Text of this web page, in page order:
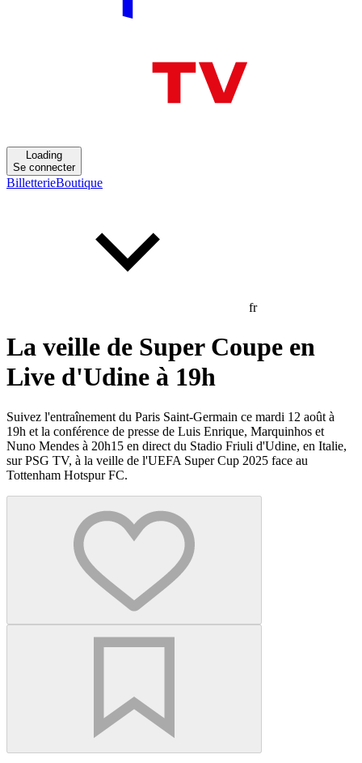
Loading
Se connecter
BilletterieBoutique
fr
La veille de Super Coupe en
Live d'Udine à 19h
Suivez l'entraînement du Paris Saint-Germain ce mardi 12 août à
19h et la conférence de presse de Luis Enrique, Marquinhos et
Nuno Mendes à 20h15 en direct du Stadio Friuli d'Udine, en Italie,
sur PSG TV, à la veille de l'UEFA Super Cup 2025 face au
Tottenham Hotspur FC.